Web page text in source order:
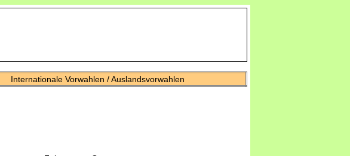
Internationale Vorwahlen / Auslandsvorwahlen